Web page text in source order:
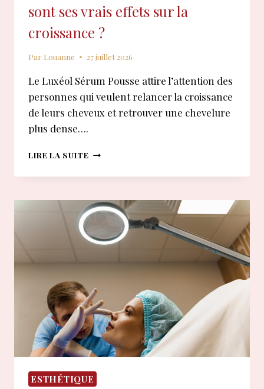
sont ses vrais effets sur la
croissance ?
Par Louanne 27 juillet 2026
Le Luxéol Sérum Pousse attire l’attention des
personnes qui veulent relancer la croissance
de leurs cheveux et retrouver une chevelure
plus dense….
LIRE LA SUITE LUXÉOL
POUSSE
QUELS
SONT
VRAIS
CROISSANCE
?
ESTHÉTIQUE